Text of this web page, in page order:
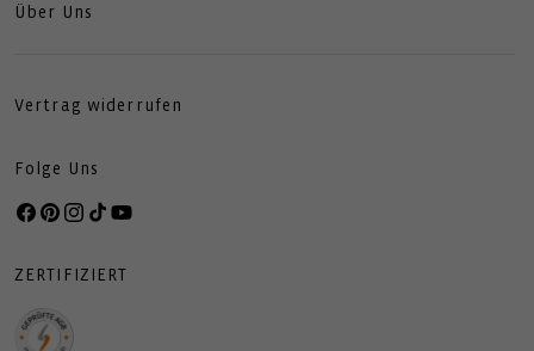
Über Uns
Vertrag widerrufen
Folge Uns
Facebook
Pinterest
Instagram
TikTokYouTube
ZERTIFIZIERT